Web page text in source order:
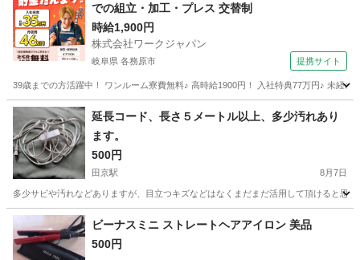
での組立・加工・プレス 交替制
時給1,900円
株式会社ワークジャパン
岐阜県 各務原市 提携サイト
39歳までの方活躍中！ ワンルーム寮費無料♪ 高時給1900円！ 入社特典77万円♪ 未経
岐阜 各務原市 その他
延長コード、長さ５メートル以上、多少汚れあり
ます。
500円
田京駅 8月7日
多少サビや汚れなどありますが、目立つキズなどはなくまだまだ活用して頂けると思
静岡 伊豆の国市 田京駅 その他 延長コード
ビーナスミニ ストレートヘアアイロン 美品
500円